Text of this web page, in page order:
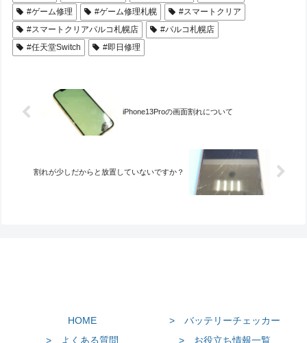
#ゲーム修理
#ゲーム修理札幌
#スマートクリア
#スマートクリアパルコ札幌店
#パルコ札幌店
#任天堂Switch
#即日修理
iPhone13Proの画面割れについて
割れが少しだからと放置していないですか？
HOME
> バッテリーチェッカー
> よくある質問
> お役立ち情報一覧